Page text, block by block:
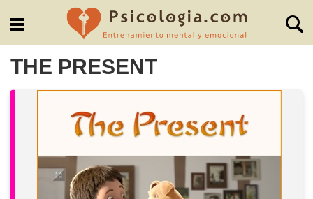
THE PRESENT